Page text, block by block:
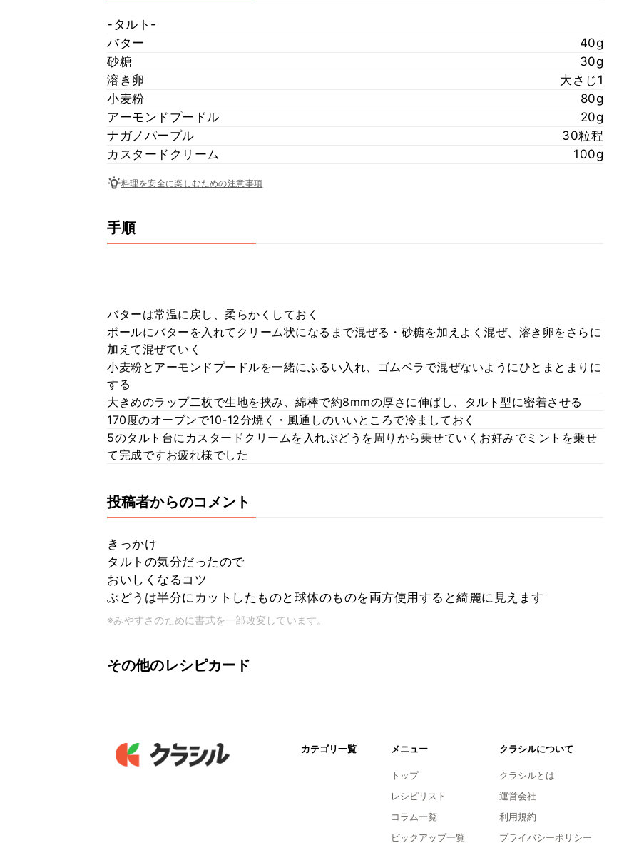
-タルト-
バター
40g
砂糖
30g
溶き卵
大さじ1
小麦粉
80g
アーモンドプードル
20g
ナガノパープル
30粒程
カスタードクリーム
100g
料理を安全に楽しむための注意事項
手順
バターは常温に戻し、柔らかくしておく
ボールにバターを入れてクリーム状になるまで混ぜる・砂糖を加えよく混ぜ、溶き卵をさらに
加えて混ぜていく
小麦粉とアーモンドプードルを一緒にふるい入れ、ゴムベラで混ぜないようにひとまとまりに
する
大きめのラップ二枚で生地を挟み、綿棒で約8mmの厚さに伸ばし、タルト型に密着させる
170度のオーブンで10-12分焼く・風通しのいいところで冷ましておく
5のタルト台にカスタードクリームを入れぶどうを周りから乗せていくお好みでミントを乗せ
て完成ですお疲れ様でした
投稿者からのコメント
きっかけ
タルトの気分だったので
おいしくなるコツ
ぶどうは半分にカットしたものと球体のものを両方使用すると綺麗に見えます
※みやすさのために書式を一部改変しています。
その他のレシピカード
カテゴリ一覧 メニュー
トップ
レシピリスト
コラム一覧
ピックアップ一覧
クラシルについて
クラシルとは
運営会社
利用規約
プライバシーポリシー